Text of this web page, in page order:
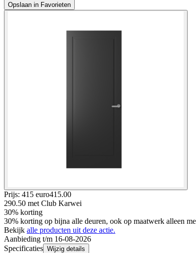
Opslaan in Favorieten
Prijs: 415 euro415.00
290.50 met Club Karwei
30% korting
30% korting op bijna alle deuren, ook op maatwerk alleen
Bekijk alle producten uit deze actie.
Aanbieding t/m 16-08-2026
Specificaties Wijzig details